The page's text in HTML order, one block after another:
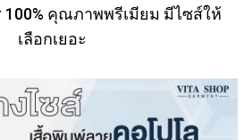
100% คุณภาพพรีเมียม มีไซส์ให้
เลือกเยอะ